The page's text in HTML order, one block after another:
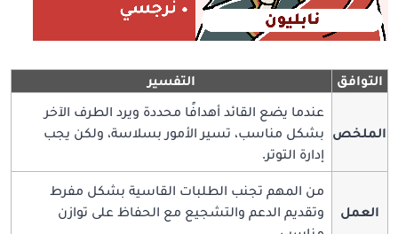
التوافق التفسير
الملخص
عندما يضع القائد أهدافًا محددة ويرد الطرف الآخر
بشكل مناسب، تسير الأمور بسلاسة، ولكن يجب
إدارة التوتر.
العمل
من المهم تجنب الطلبات القاسية بشكل مفرط
وتقديم الدعم والتشجيع مع الحفاظ على توازن